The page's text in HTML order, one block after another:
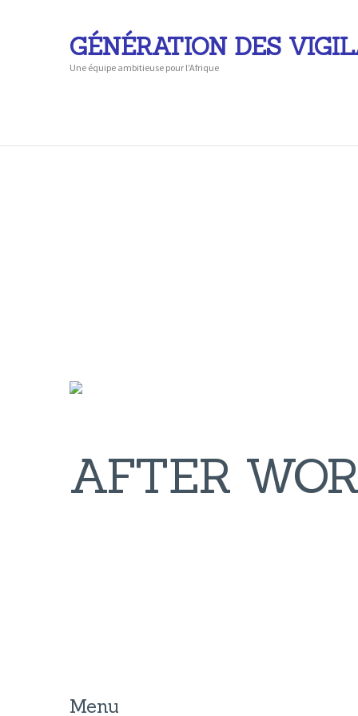
GÉNÉRATION DES
Une équipe ambitieuse pour l'Afrique
AFTER
Menu